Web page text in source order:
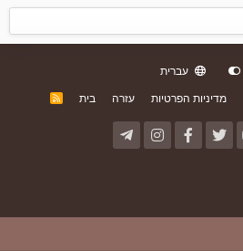
עברית
מדיניות הפרטיות עזרה בית
R